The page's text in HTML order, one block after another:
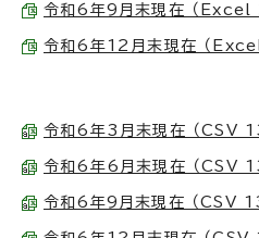
令和6年9月末現在 （
令和6年12月末現在 （
令和6年3月末現在 （CSV
令和6年6月末現在 （CSV
令和6年9月末現在 （CSV